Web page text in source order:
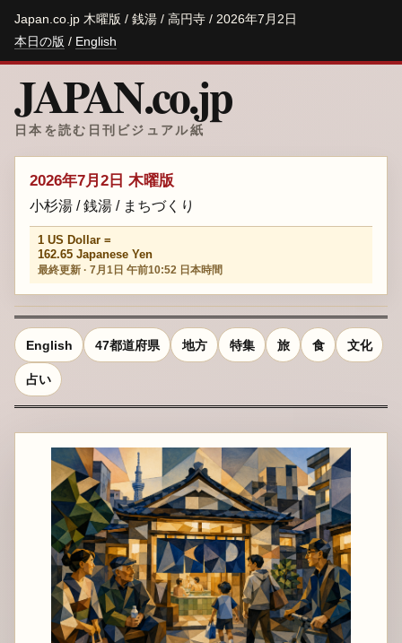
Japan.co.jp 木曜版 / 銭湯 / 高円寺 / 2026年7月2日
本日の版 / English
JAPAN.co.jp
日本を読む日刊ビジュアル紙
2026年7月2日 木曜版
小杉湯 / 銭湯 / まちづくり
1 US Dollar =
162.65 Japanese Yen
最終更新 · 7月1日 午前10:52 日本時間
English 47都道府県 地方 特集 旅 食 文化
占い